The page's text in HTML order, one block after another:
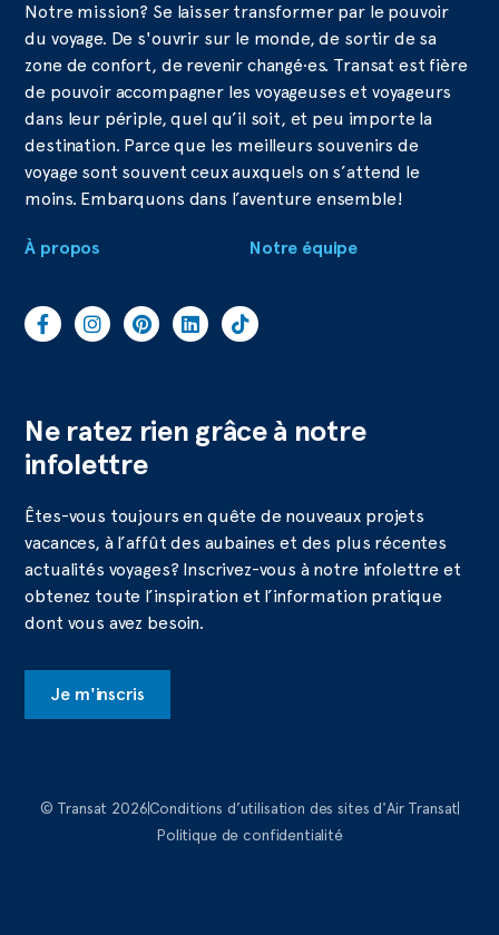
Notre mission? Se laisser transformer par le pouvoir
du voyage. De s'ouvrir sur le monde, de sortir de sa
zone de confort, de revenir changé·es. Transat est fière
de pouvoir accompagner les voyageuses et voyageurs
dans leur périple, quel qu’il soit, et peu importe la
destination. Parce que les meilleurs souvenirs de
voyage sont souvent ceux auxquels on s’attend le
moins. Embarquons dans l’aventure ensemble!
À propos Notre équipe
Ne ratez rien grâce à notre
infolettre
Êtes-vous toujours en quête de nouveaux projets
vacances, à l’affût des aubaines et des plus récentes
actualités voyages? Inscrivez-vous à notre infolettre et
obtenez toute l’inspiration et l’information pratique
dont vous avez besoin.
Je m'inscris
© Transat 2026Conditions d’utilisation des sites d'Air Transat
Politique de confidentialité